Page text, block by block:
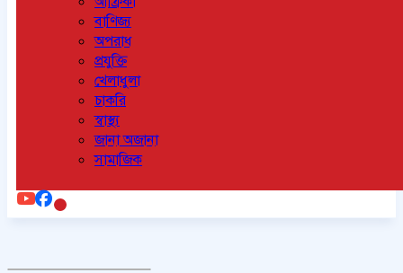
বাণিজ্য
অপরাধ
প্রযুক্তি
খেলাধুলা
চাকরি
স্বাস্থ্য
জানা অজানা
সামাজিক